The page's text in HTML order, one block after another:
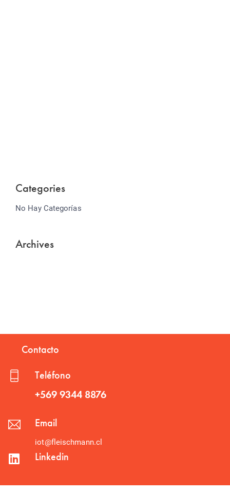
Categories
No Hay Categorías
Archives
Contacto
Teléfono
+569 9344 8876
Email
iot@fleischmann.cl
Linkedin